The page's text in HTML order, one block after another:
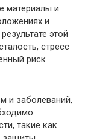
материалы и
и
этой
стресс
риск
и заболеваний,
такие как